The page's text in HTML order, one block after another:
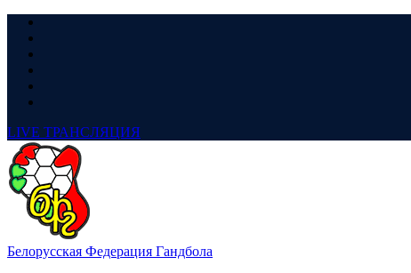
LIVE ТРАНСЛЯЦИЯ
Белорусская Федерация Гандбола